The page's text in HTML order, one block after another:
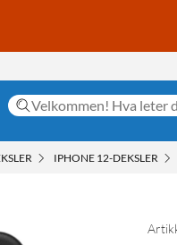
IPHONE 12-DEKSLER